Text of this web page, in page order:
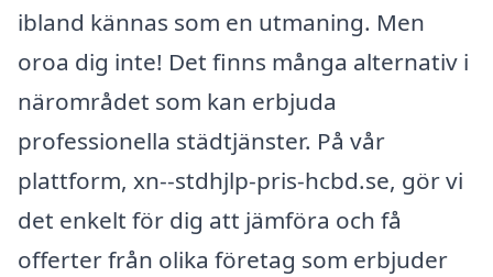
ibland kännas som en utmaning. Men
oroa dig inte! Det finns många alternativ i
närområdet som kan erbjuda
professionella städtjänster. På vår
plattform, xn--stdhjlp-pris-hcbd.se, gör vi
det enkelt för dig att jämföra och få
offerter från olika företag som erbjuder